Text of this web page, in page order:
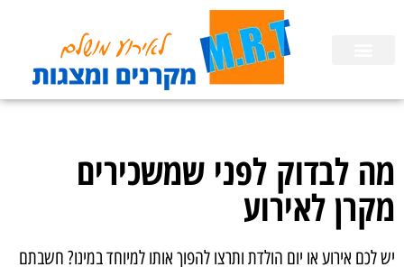
מה לבדוק לפני שמשכירים
מקרן לאירוע
יש לכם אירוע או יום הולדת ותרצו להפוך אותו למיוחד במינו? חשבתם